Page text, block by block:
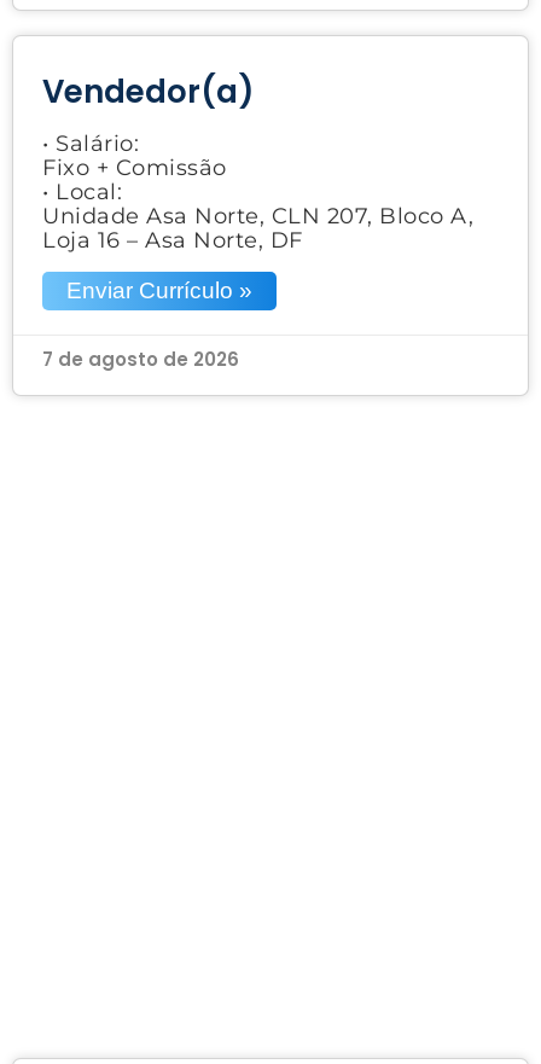
Vendedor(a)
• Salário:
Fixo + Comissão
• Local:
Unidade Asa Norte, CLN 207, Bloco A,
Loja 16 – Asa Norte, DF
Enviar Currículo »
7 de agosto de 2026